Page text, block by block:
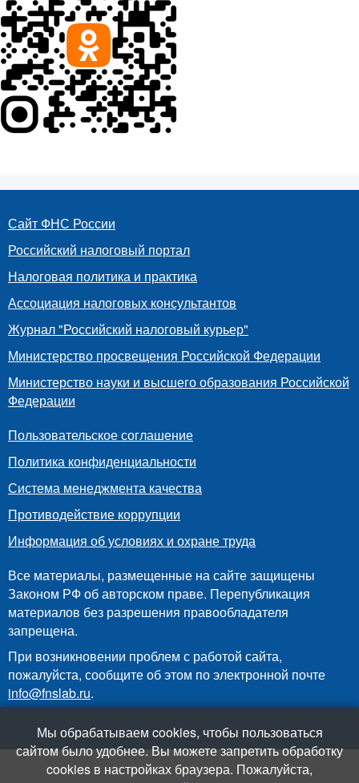
Сайт ФНС России
Российский налоговый портал
Налоговая политика и практика
Ассоциация налоговых консультантов
Журнал "Российский налоговый курьер"
Министерство просвещения Российской Федерации
Министерство науки и высшего образования Российской
Федерации
Пользовательское соглашение
Политика конфиденциальности
Система менеджмента качества
Противодействие коррупции
Информация об условиях и охране труда
Все материалы, размещенные на сайте защищены
Законом РФ об авторском праве. Перепубликация
материалов без разрешения правообладателя
запрещена.
При возникновении проблем с работой сайта,
пожалуйста, сообщите об этом по электронной почте
info@fnslab.ru.
Мы обрабатываем cookies, чтобы пользоваться
сайтом было удобнее. Вы можете запретить обработку
cookies в настройках браузера. Пожалуйста,